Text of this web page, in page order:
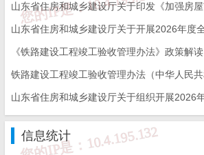
《铁路建设工程竣工验收管理办法》政策解读
信息统计